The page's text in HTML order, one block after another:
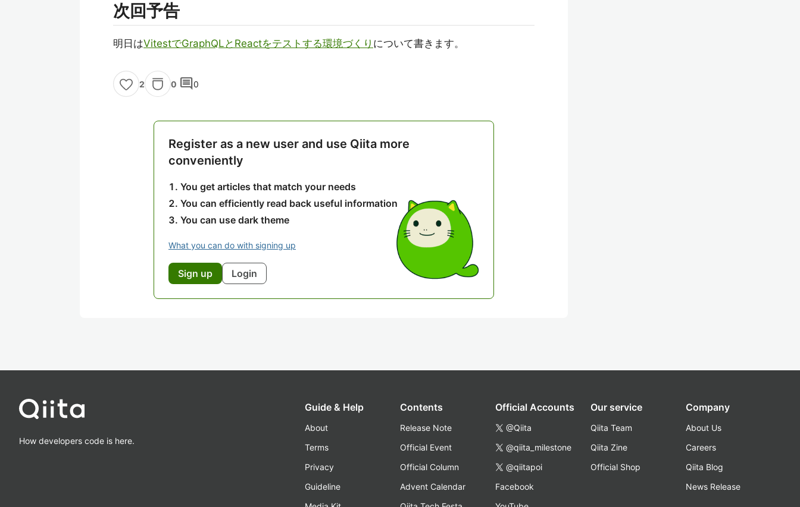
次回予告
明日はVitestでGraphQLとReactをテストする環境づくり について書きます。
2 0 comment0
Register as a new user and use Qiita more
conveniently
You get articles that match your needs
You can efficiently read back useful information
You can use dark theme
What you can do with signing up
Sign up Login
How developers code is here.
Guide & Help
About
Terms
Privacy
Guideline
Contents
Release Note
Official Event
Official Column
Advent Calendar
Official Accounts
@Qiita
@qiita_milestone
@qiitapoi
Facebook
Our service
Qiita Team
Qiita Zine
Official Shop
Company
About Us
Careers
Qiita Blog
News Release